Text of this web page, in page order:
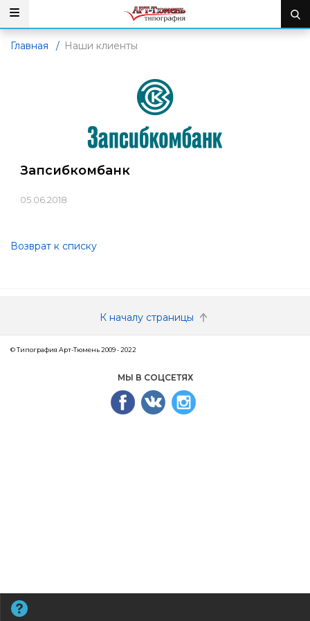
Главная / Наши клиенты
Запсибкомбанк
05.06.2018
Возврат к списку
К началу страницы
© Типография Арт-Тюмень 2009 - 2022
МЫ В СОЦСЕТЯХ